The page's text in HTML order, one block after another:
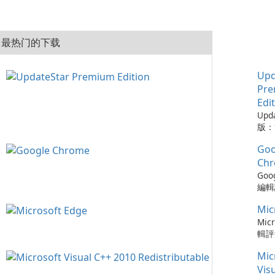
最热门的下载
版
版
工
的
保
可
時
您
容
編
瀏
速
更
務
輯
瀏